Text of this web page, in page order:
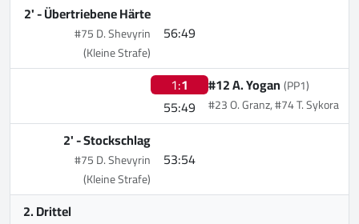
56:49
2' -Übertriebene Härte
#75 D. Shevyrin
(Kleine Strafe)
1:1
55:49
#12 A. Yogan(PP1)
#23 O. Granz, #74 T. Sykora
53:54
2' -Stockschlag
#75 D. Shevyrin
(Kleine Strafe)
2. Drittel